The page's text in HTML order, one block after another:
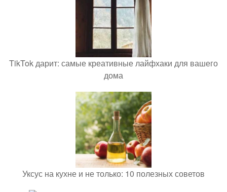
TikTok дарит: самые креативные лайфхаки для вашего
дома
Уксус на кухне и не только: 10 полезных советов